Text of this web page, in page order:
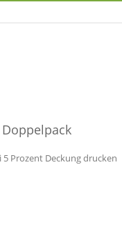
5 Prozent Deckung drucken